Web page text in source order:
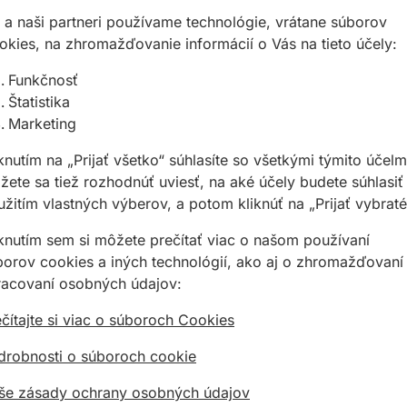
Potrebujete poradiť?
otvorov
vďaka gumovému dorazu
alebo hrany vďaka integrovaným V-drážkam
a naši partneri používame technológie, vrátane súborov
na zhromažďovanie informácií o Vás na tieto účely:
Funkčnosť
Štatistika
Marketing
na „Prijať všetko“ súhlasíte so všetkými týmito
sa tiež rozhodnúť uviesť, na aké účely budete súhlasiť
vlastných výberov, a potom kliknúť na „Prijať
sem si môžete prečítať viac o našom používaní
cookies a iných technológií, ako aj o zhromažďovaní
osobných údajov:
si viac o súboroch Cookies
o súboroch cookie
zásady ochrany osobných údajov